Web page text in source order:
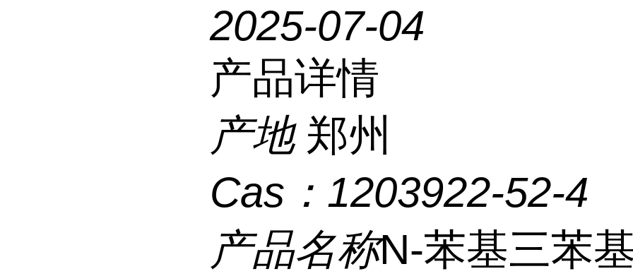
2025-07-04
产品详情
产地 郑州
Cas： 1203922-52-4
产品名称N-苯基三苯